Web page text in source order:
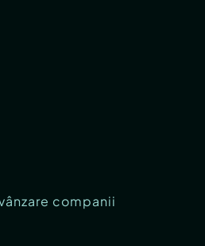
companii